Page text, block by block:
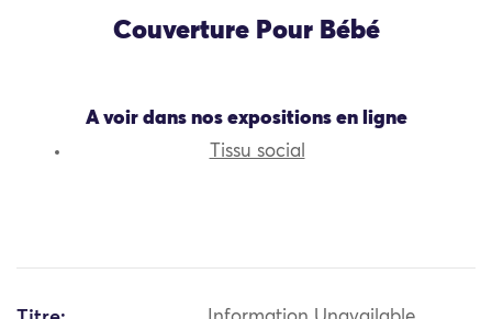
Couverture Pour Bébé
A voir dans nos expositions en ligne
Tissu social